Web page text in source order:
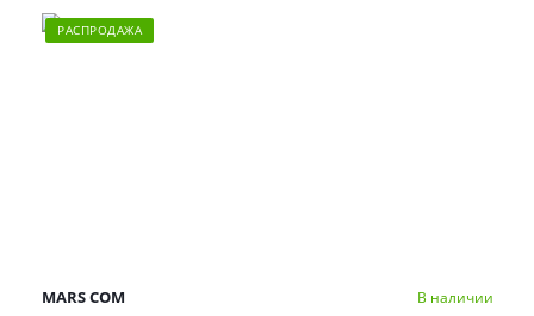
РАСПРОДАЖА
MARS COM В наличии